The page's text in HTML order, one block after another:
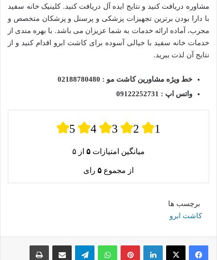
مشاوره دریافت کنید و نتایج ایده آل دریافت کنید. کلینیک خانه سفید
با دارا بودن برترین تجهیزات پزشکی و پرسنل و پزشکان متخصص و
مجرب، آماده ارائه خدمات به شما عزیزان می باشد. با بهره مندی از
خدمات خانه سفید با خیالی آسوده برای کاشت ابرو اقدام کنید و از
نتایج آن لذت ببرید.
خط ویژه مشاورین کاشت مو : 02188780480
واتس اپ : 09122252731
5 4 3 2 1
میانگین امتیازات ۵ از ۵
از مجموع ۵ رای
برچسب ها
کاشت ابرو
لینکدین پینترستواتس آپ تلگرام اشتراک گذاری از طریق ایمیل چاپ